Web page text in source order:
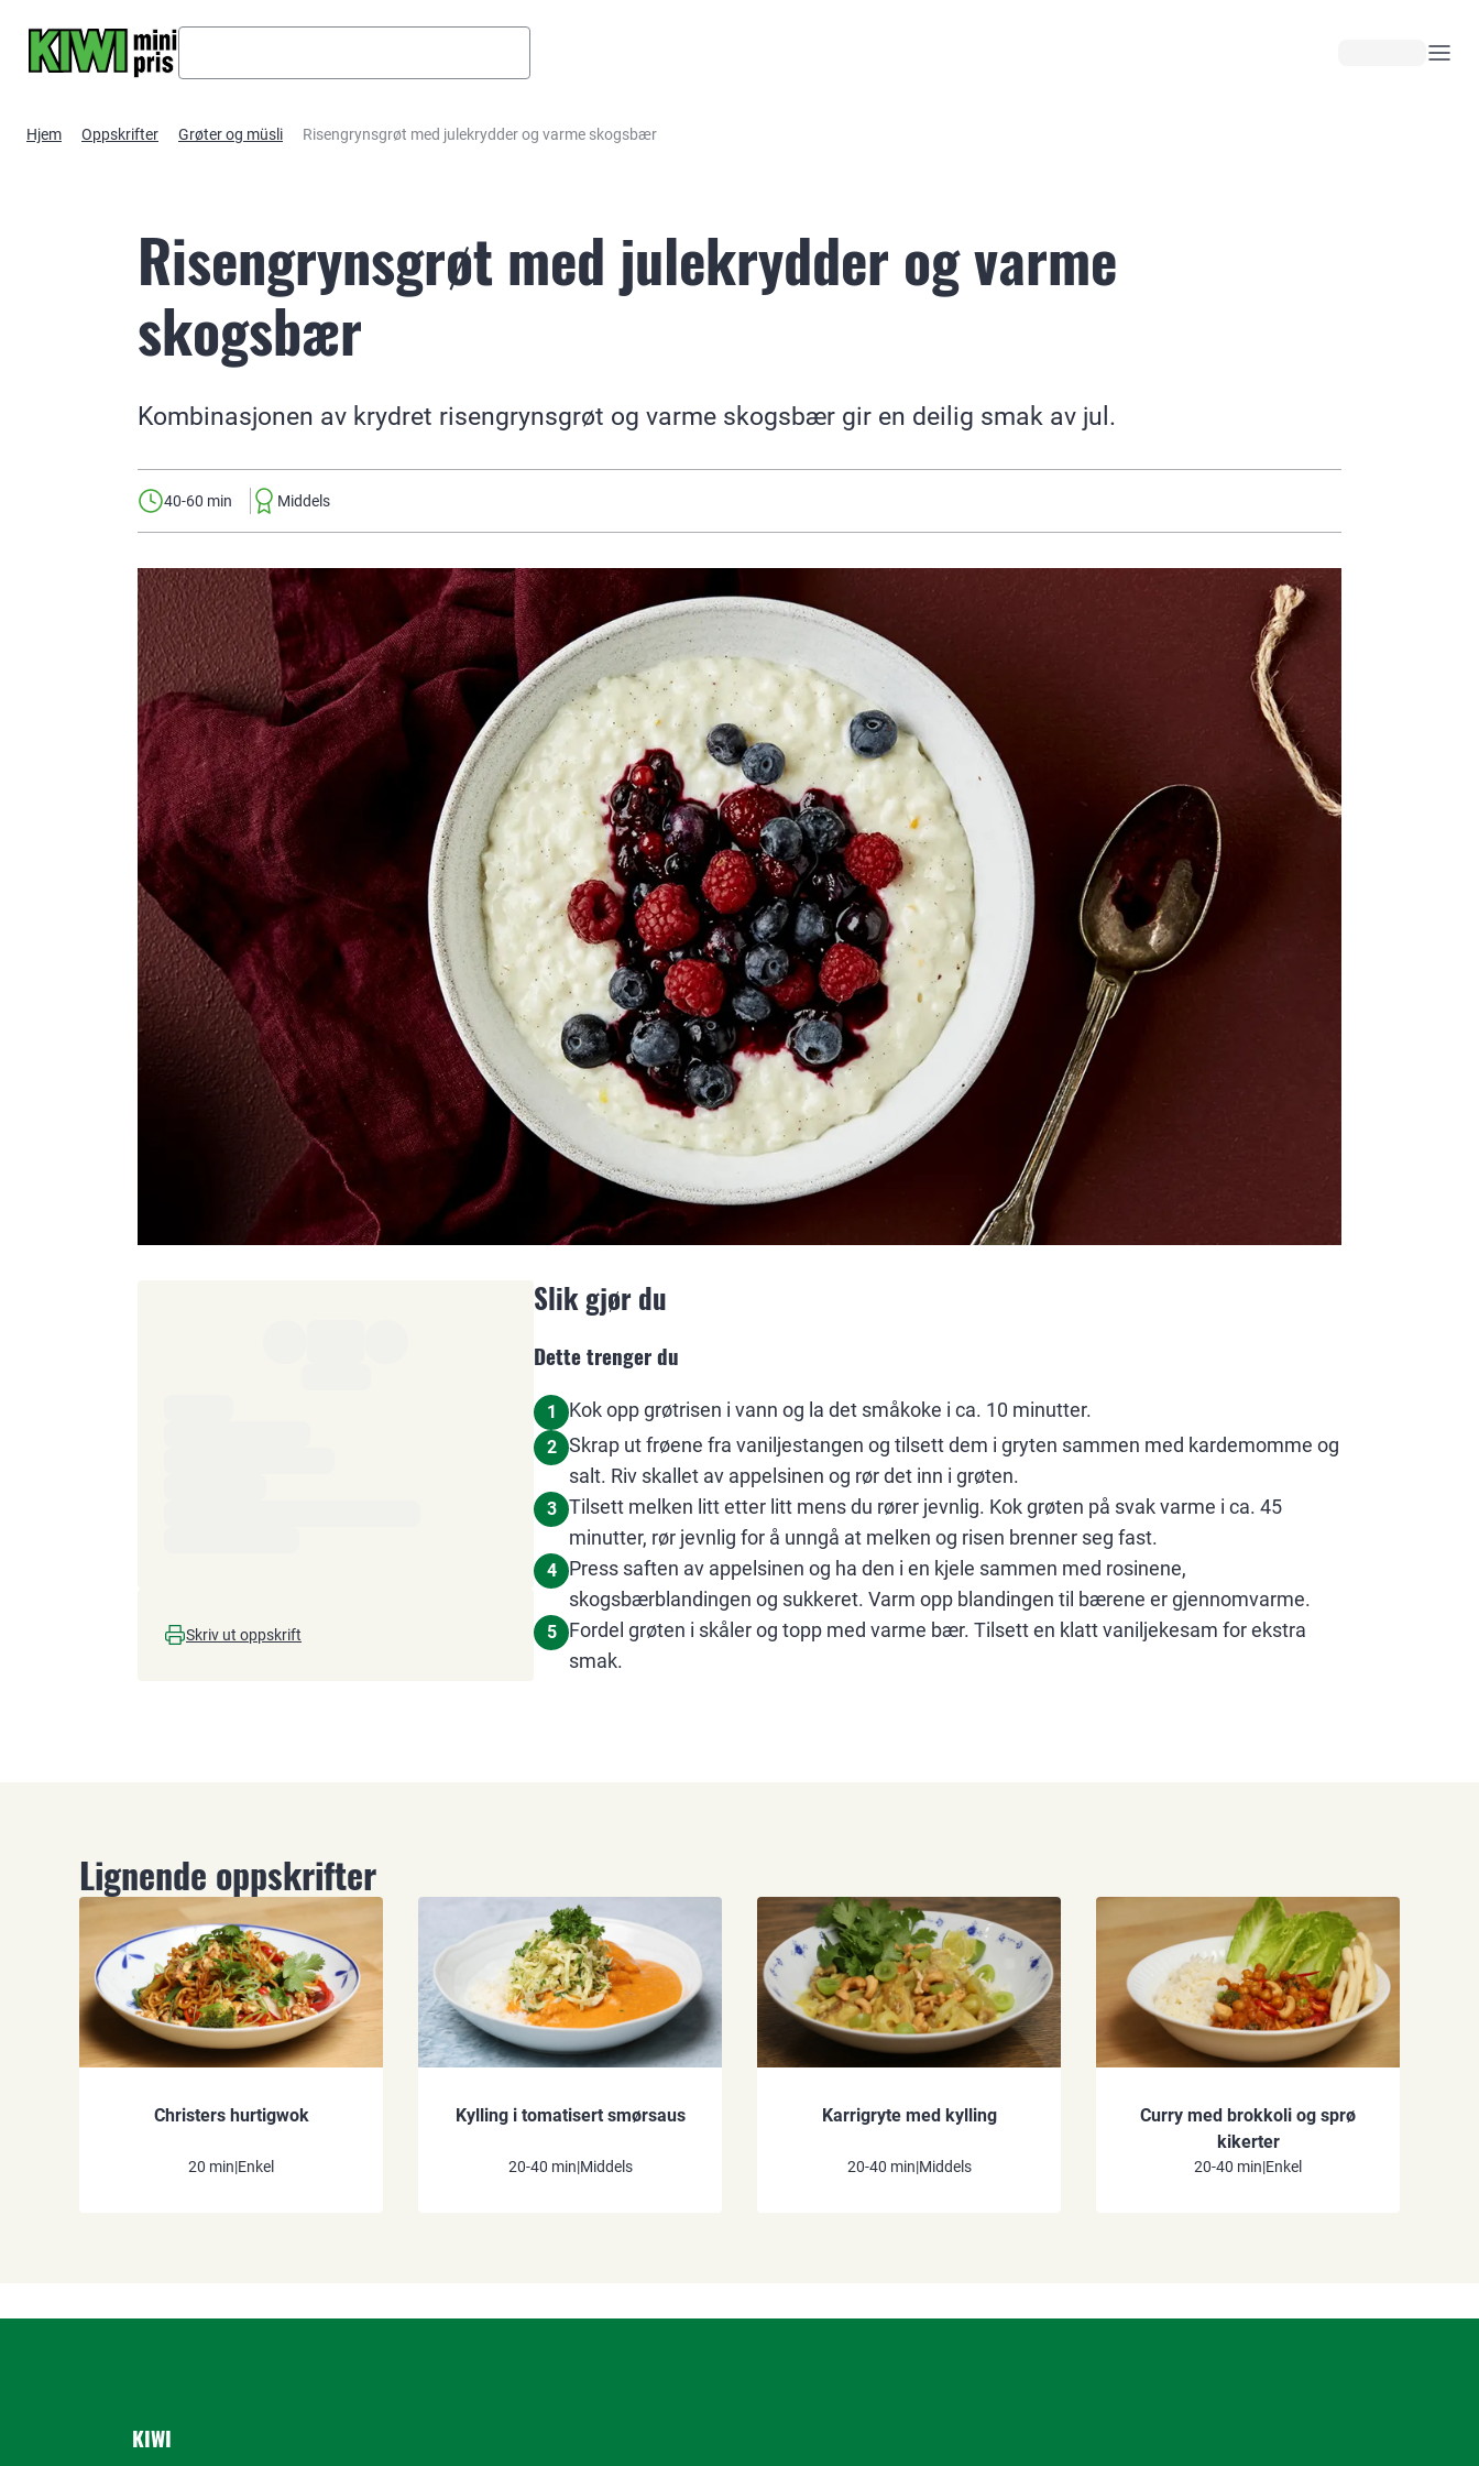
Hjem Oppskrifter Grøter og müsli Risengrynsgrøt med julekrydder og varme skogsbær
Risengrynsgrøt med julekrydder og varme
skogsbær
Kombinasjonen av krydret risengrynsgrøt og varme skogsbær gir en deilig smak av jul.
40-60 min Middels
Skriv ut oppskrift
Slik gjør du
Dette trenger du
1 Kok opp grøtrisen i vann og la det småkoke i ca. 10 minutter.
2
Skrap ut frøene fra vaniljestangen og tilsett dem i gryten sammen med kardemomme og
salt. Riv skallet av appelsinen og rør det inn i grøten.
3
Tilsett melken litt etter litt mens du rører jevnlig. Kok grøten på svak varme i ca. 45
minutter, rør jevnlig for å unngå at melken og risen brenner seg fast.
4
Press saften av appelsinen og ha den i en kjele sammen med rosinene,
skogsbærblandingen og sukkeret. Varm opp blandingen til bærene er gjennomvarme.
5
Fordel grøten i skåler og topp med varme bær. Tilsett en klatt vaniljekesam for ekstra
smak.
Lignende oppskrifter
Christers hurtigwok
20 min|Enkel
Kylling i tomatisert smørsaus
20-40 min|Middels
Karrigryte med kylling
20-40 min|Middels
Curry med brokkoli og sprø
kikerter
20-40 min|Enkel
KIWI